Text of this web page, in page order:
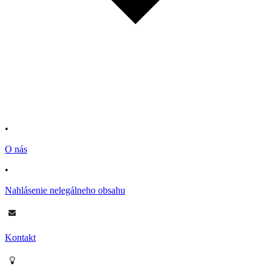
•
O nás
•
Nahlásenie nelegálneho obsahu
Kontakt